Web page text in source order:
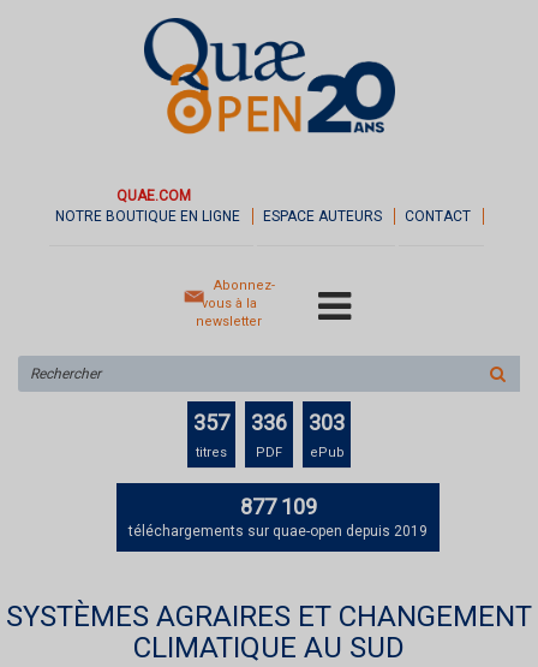
QUAE.COM
NOTRE BOUTIQUE EN LIGNE
ESPACE AUTEURS CONTACT
Abonnez-
vous à la
newsletter
sur
le
357
titres
336
PDF
303
ePub
877 109
téléchargements sur quae-open depuis 2019
SYSTÈMES AGRAIRES ET CHANGEMENT
CLIMATIQUE AU SUD